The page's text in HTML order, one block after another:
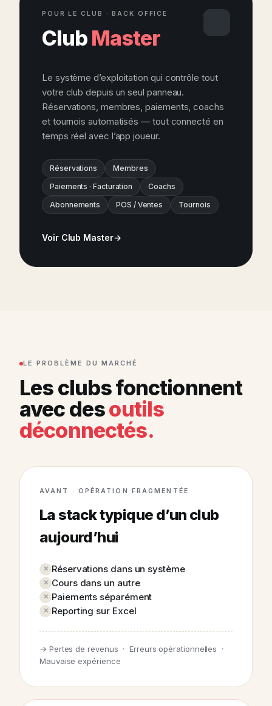
POUR LE CLUB · BACK OFFICE
ClubMaster
Le système d’exploitation qui contrôle tout
votre club depuis un seul panneau.
Réservations, membres, paiements, coachs
et tournois automatisés — tout connecté en
temps réel avec l’app joueur.
Réservations
Membres
Paiements · Facturation
Coachs
Abonnements
POS / Ventes Tournois
Voir Club Master
LE PROBLÈME DU MARCHÉ
Les clubs fonctionnent
avec desoutils
déconnectés.
AVANT · OPÉRATION FRAGMENTÉE
La stack typique d’un club
aujourd’hui
Réservations dans un système
Cours dans un autre
Paiements séparément
Reporting sur Excel
→ Pertes de revenus · Erreurs opérationnelles ·
Mauvaise expérience